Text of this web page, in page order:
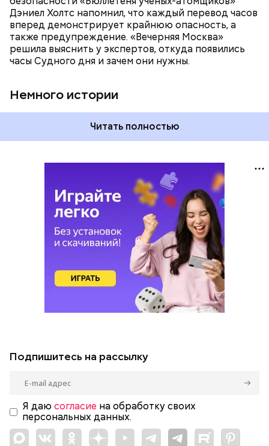
Дэниел Холтс напомнил, что каждый перевод часов
вперед демонстрирует крайнюю опасность, а
также предупреждение. «Вечерняя Москва»
решила выяснить у экспертов, откуда появились
часы Судного дня и зачем они нужны.
Немного истории
предметом обсуждения для аналитиков со всего
мира. Но, помимо перспективы отправиться в
«атомный рай», с 2007 года на стрелку часов
влияет еще одна глобальная угроза —
климатические изменения.
Читать полностью
Подпишитесь на рассылку
Я даю согласие на обработку своих
персональных данных.